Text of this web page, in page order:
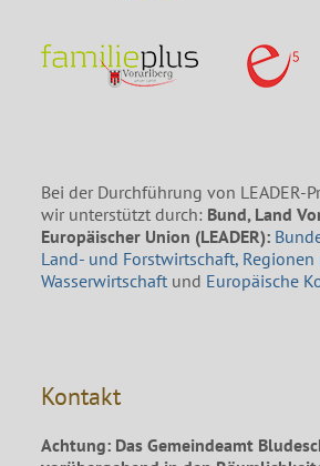
Bei der Durchführung von LEADER-
wir unterstützt durch: Bund, Land
Europäischer Union (LEADER):
Land- und Forstwirtschaft, Regionen
Wasserwirtschaft und Europäische
Kontakt
Achtung: Das Gemeindeamt